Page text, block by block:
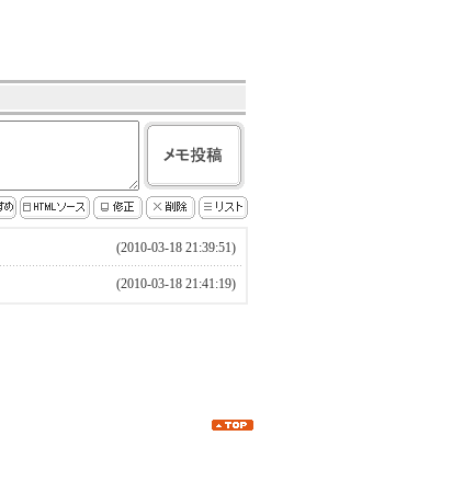
(2010-03-18 21:39:51)
(2010-03-18 21:41:19)